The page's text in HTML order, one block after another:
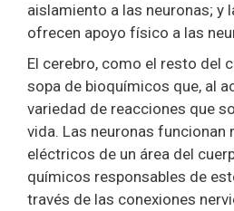
aislamiento a las neuronas; y
ofrecen apoyo físico a las
El cerebro, como el resto del
sopa de bioquímicos que, al
variedad de reacciones que
vida. Las neuronas funcionan
eléctricos de un área del
químicos responsables de
través de las conexiones